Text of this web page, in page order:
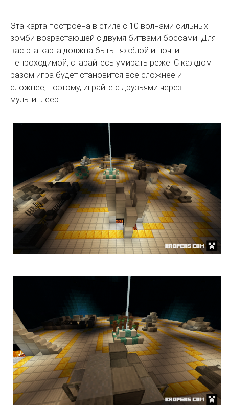
Эта карта построена в стиле с 10 волнами сильных
зомби возрастающей с двумя битвами боссами. Для
вас эта карта должна быть тяжёлой и почти
непроходимой, старайтесь умирать реже. С каждом
разом игра будет становится всё сложнее и
сложнее, поэтому, играйте с друзьями через
мультиплеер.